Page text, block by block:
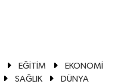
EĞİTİM
EKONOMİ
SAĞLIK
DÜNYA